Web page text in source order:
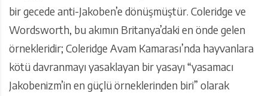
bir gecede anti-Jakoben’e dönüşmüştür. Coleridge ve
Wordsworth, bu akımın Britanya’daki en önde gelen
örnekleridir; Coleridge Avam Kamarası’nda hayvanlara
kötü davranmayı yasaklayan bir yasayı “yasamacı
Jakobenizm’in en güçlü örneklerinden biri” olarak